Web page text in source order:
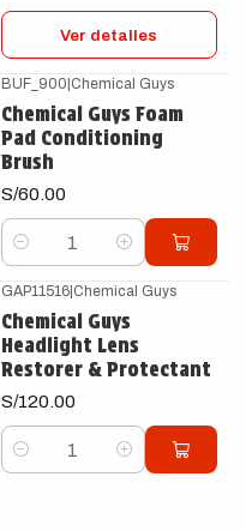
Ver detalles
BUF_900|Chemical Guys
Chemical Guys Foam
Pad Conditioning
Brush
S/60.00
Cantidad
GAP11516|Chemical Guys
Chemical Guys
Headlight Lens
Restorer & Protectant
S/120.00
Cantidad